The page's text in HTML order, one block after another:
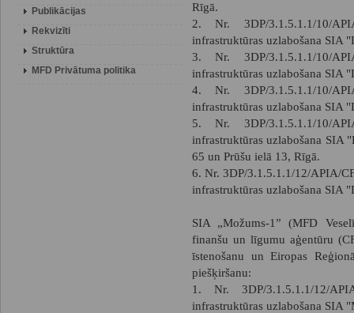
Publikācijas
Rekvizīti
Struktūra
MFD Privātuma politika
Rīgā.
2. Nr. 3DP/3.1.5.1.1/10/
infrastruktūras uzlabošana SIA
3. Nr. 3DP/3.1.5.1.1/10/
infrastruktūras uzlabošana SIA
4. Nr. 3DP/3.1.5.1.1/10/
infrastruktūras uzlabošana SIA
5. Nr. 3DP/3.1.5.1.1/10/
infrastruktūras uzlabošana SIA
65 un Prūšu ielā 13, Rīgā.
6. Nr. 3DP/3.1.5.1.1/12/APIA/
infrastruktūras uzlabošana SIA
SIA „Možums-1” (MFD
finanšu un līgumu aģentūru
īstenošanu un Eiropas
piešķiršanu:
1. Nr. 3DP/3.1.5.1.1/12/
infrastruktūras uzlabošana SIA